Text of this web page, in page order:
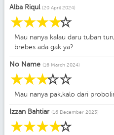
Alba Riqul (20 April 2024)
☆
☆
☆
☆
☆
Mau nanya kalau daru tuban
brebes ada gak ya?
No Name (16 March 2024)
☆
☆
☆
☆
☆
Mau nanya pak,kalo dari
Izzan Bahtiar (16 December 2023)
☆
☆
☆
☆
☆